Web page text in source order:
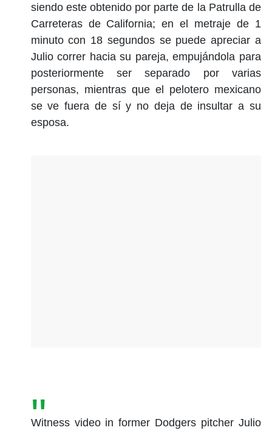
siendo este obtenido por parte de la Patrulla de
Carreteras de California; en el metraje de 1
minuto con 18 segundos se puede apreciar a
Julio correr hacia su pareja, empujándola para
posteriormente ser separado por varias
personas, mientras que el pelotero mexicano
se ve fuera de sí y no deja de insultar a su
esposa.
Witness video in former Dodgers pitcher Julio